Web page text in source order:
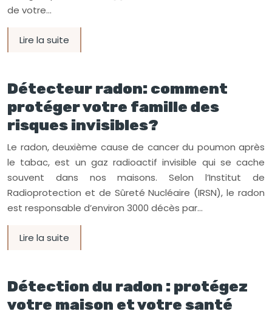
de votre…
Lire la suite
Détecteur radon: comment
protéger votre famille des
risques invisibles?
Le radon, deuxième cause de cancer du poumon après
le tabac, est un gaz radioactif invisible qui se cache
souvent dans nos maisons. Selon l’Institut de
Radioprotection et de Sûreté Nucléaire (IRSN), le radon
est responsable d’environ 3000 décès par…
Lire la suite
Détection du radon : protégez
votre maison et votre santé